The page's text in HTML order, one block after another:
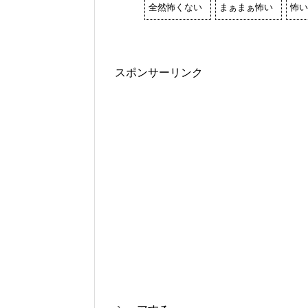
全然怖くない まぁまぁ怖い 怖い
スポンサーリンク